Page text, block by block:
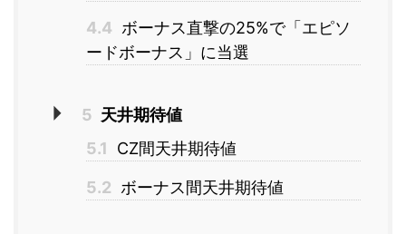
4.4 ボーナス直撃の25%で「エピソ
ードボーナス」に当選
5 天井期待値
5.1
CZ間天井期待値
5.2 ボーナス間天井期待値